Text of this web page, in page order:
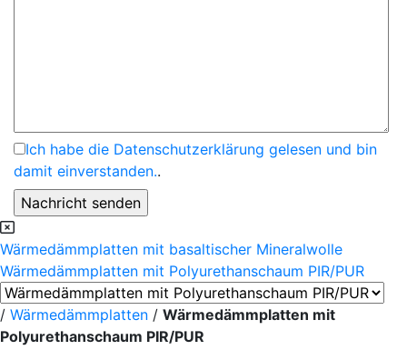
Ich habe die Datenschutzerklärung gelesen und bin
damit einverstanden..
Wärmedämmplatten mit basaltischer Mineralwolle
Wärmedämmplatten mit Polyurethanschaum PIR/PUR
/ Wärmedämmplatten / Wärmedämmplatten mit
Polyurethanschaum PIR/PUR